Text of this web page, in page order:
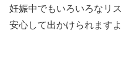
妊娠中でもいろいろなリ
安心して出かけられます